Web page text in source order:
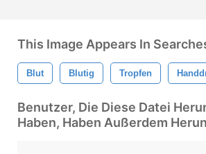
This Image Appears In
Blut Blutig Tropfen
Benutzer, Die Diese Datei
Haben, Haben Außerdem